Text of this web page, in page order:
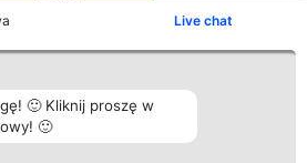
Live chat
🙂 Kliknij proszę w
🙂